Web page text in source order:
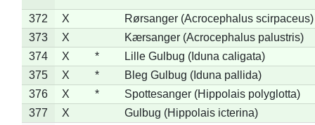
372 X
Rørsanger (Acrocephalus scirpaceus)
373
X
Kærsanger (Acrocephalus palustris)
374
X *
Lille Gulbug (Iduna caligata)
375
X *
Bleg Gulbug (Iduna pallida)
376
X *
Spottesanger (Hippolais polyglotta)
377
X
Gulbug (Hippolais icterina)